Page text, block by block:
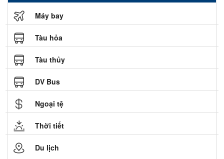
Máy bay
Tàu hỏa
Tàu thủy
DV Bus
Ngoại tệ
Thời tiết
Du lịch